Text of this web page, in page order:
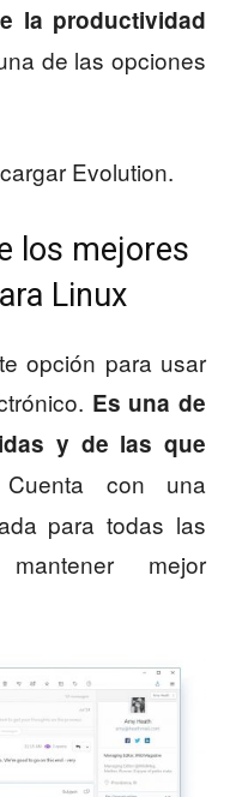
la productividad
de las opciones
Evolution.
los mejores
Linux
opción para usar
Es una de
y de las que
con una
para todas las
mejor